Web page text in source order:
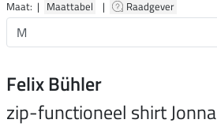
Maat: | Maattabel | Raadgever
Felix Bühler
zip-functioneel shirt Jonna